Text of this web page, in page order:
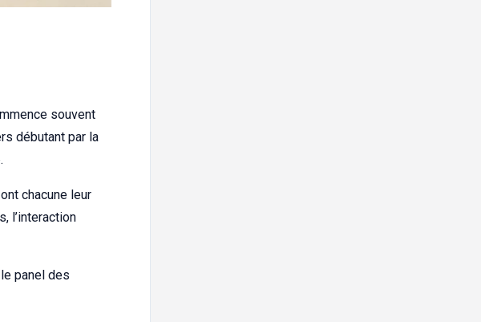
souvent
débutant par la
chacune leur
l’interaction
panel des